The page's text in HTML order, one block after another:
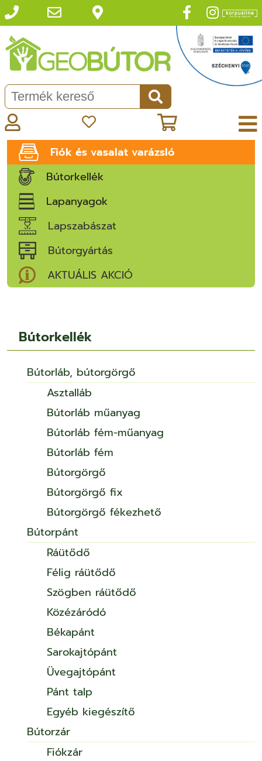
Fiók és vasalat varázsló
Bútorkellék
Lapanyagok
Lapszabászat
Bútorgyártás
AKTUÁLIS AKCIÓ
Bútorkellék
Bútorláb, bútorgörgő
Asztalláb
Bútorláb műanyag
Bútorláb fém-műanyag
Bútorláb fém
Bútorgörgő
Bútorgörgő fix
Bútorgörgő fékezhető
Bútorpánt
Ráütődő
Félig ráütődő
Szögben ráütődő
Közézáródó
Békapánt
Sarokajtópánt
Üvegajtópánt
Pánt talp
Egyéb kiegészítő
Bútorzár
Fiókzár